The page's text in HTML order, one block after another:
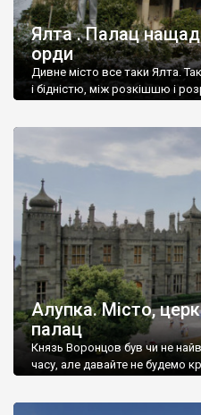
Ялта . Палац
орди
Дивне місто все таки Ялта.
і бідністю, між розкішшю і
Алупка. Місто,
палац
Князь Воронцов був чи не
часу, але давайте не будемо